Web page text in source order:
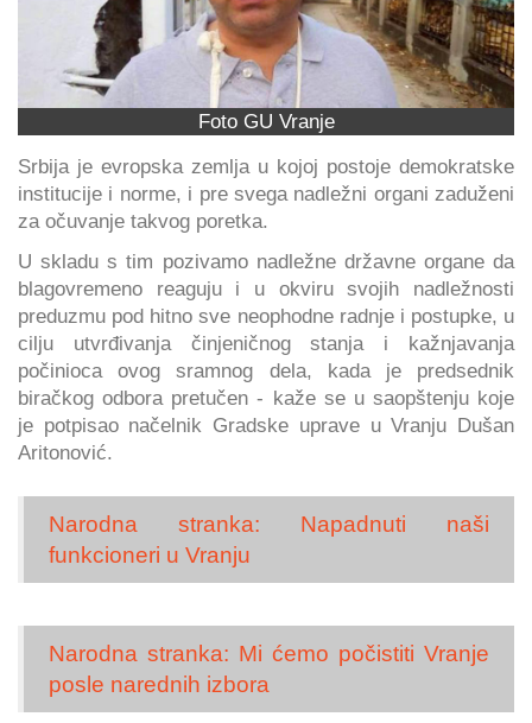
Foto GU Vranje
Srbija je evropska zemlja u kojoj postoje demokratske
institucije i norme, i pre svega nadležni organi zaduženi
za očuvanje takvog poretka.
U skladu s tim pozivamo nadležne državne organe da
blagovremeno reaguju i u okviru svojih nadležnosti
preduzmu pod hitno sve neophodne radnje i postupke, u
cilju utvrđivanja činjeničnog stanja i kažnjavanja
počinioca ovog sramnog dela, kada je predsednik
biračkog odbora pretučen - kaže se u saopštenju koje
je potpisao načelnik Gradske uprave u Vranju Dušan
Aritonović.
Narodna stranka: Napadnuti naši
funkcioneri u Vranju
Narodna stranka: Mi ćemo počistiti Vranje
posle narednih izbora